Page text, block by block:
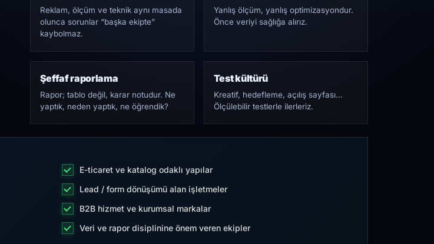
Reklam, ölçüm ve teknik aynı masada
olunca sorunlar “başka ekipte”
kaybolmaz.
Yanlış ölçüm, yanlış optimizasyondur.
Önce veriyi sağlığa alırız.
Şeffaf raporlama
Rapor; tablo değil, karar notudur. Ne
yaptık, neden yaptık, ne öğrendik?
Test kültürü
Kreatif, hedefleme, açılış sayfası…
Ölçülebilir testlerle ilerleriz.
E-ticaret ve katalog odaklı yapılar
Lead / form dönüşümü alan işletmeler
B2B hizmet ve kurumsal markalar
Veri ve rapor disiplinine önem veren ekipler